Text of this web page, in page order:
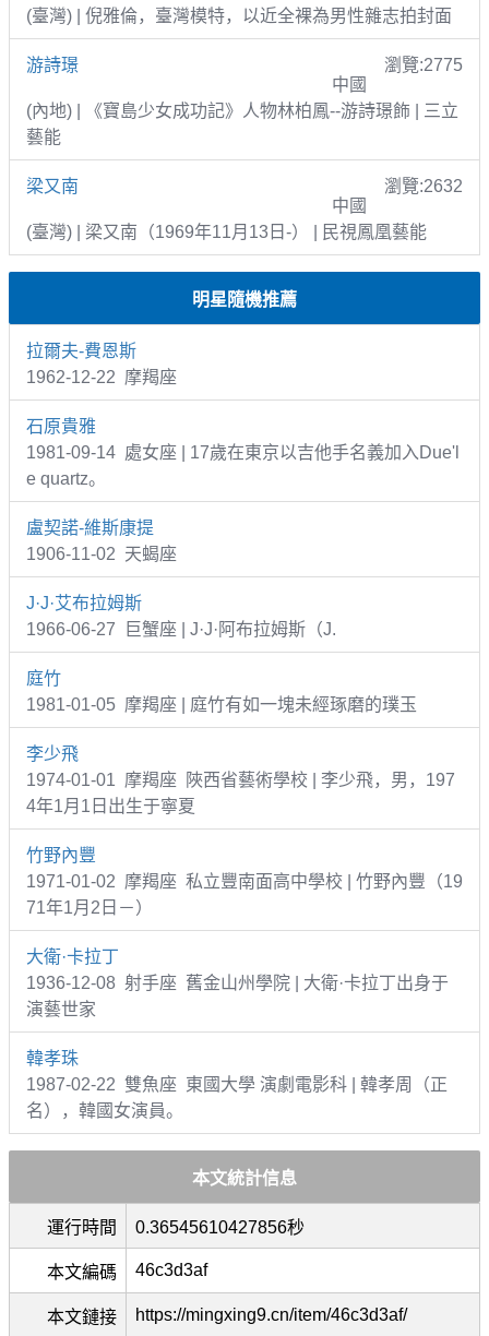
(臺灣) | 倪雅倫，臺灣模特，以近全裸為男性雜志拍封面
游詩璟
瀏覽:2775
中國
(內地) | 《寶島少女成功記》人物林柏鳳--游詩璟飾 | 三立
藝能
梁又南
瀏覽:2632
中國
(臺灣) | 梁又南（1969年11月13日-） | 民視鳳凰藝能
明星隨機推薦
拉爾夫-費恩斯
1962-12-22 摩羯座
石原貴雅
1981-09-14 處女座 | 17歲在東京以吉他手名義加入Due'l
e quartz。
盧契諾-維斯康提
1906-11-02 天蝎座
J·J·艾布拉姆斯
1966-06-27 巨蟹座 | J·J·阿布拉姆斯（J.
庭竹
1981-01-05 摩羯座 | 庭竹有如一塊未經琢磨的璞玉
李少飛
1974-01-01 摩羯座 陜西省藝術學校 | 李少飛，男，197
4年1月1日出生于寧夏
竹野內豐
1971-01-02 摩羯座 私立豐南面高中學校 | 竹野內豐（19
71年1月2日－）
大衛·卡拉丁
1936-12-08 射手座 舊金山州學院 | 大衛·卡拉丁出身于
演藝世家
韓孝珠
1987-02-22 雙魚座 東國大學 演劇電影科 | 韓孝周（正
名），韓國女演員。
本文統計信息
運行時間 0.36545610427856秒
本文編碼 46c3d3af
本文鏈接 https://mingxing9.cn/item/46c3d3af/